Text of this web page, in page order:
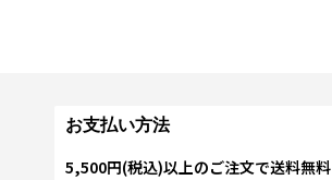
お支払い方法
5,500円(税込)以上のご注文で送料無料